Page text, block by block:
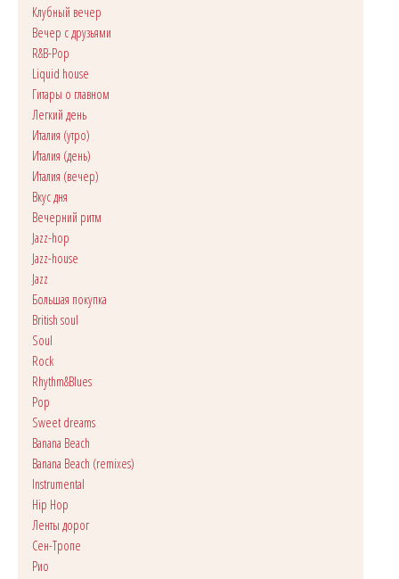
Клубный вечер
Вечер с друзьями
R&B-Pop
Liquid house
Гитары о главном
Легкий день
Италия (утро)
Италия (день)
Италия (вечер)
Вкус дня
Вечерний ритм
Jazz-hop
Jazz-house
Jazz
Большая покупка
British soul
Soul
Rock
Rhythm&Blues
Pop
Sweet dreams
Banana Beach
Banana Beach (remixes)
Instrumental
Hip Hop
Ленты дорог
Сен-Тропе
Рио